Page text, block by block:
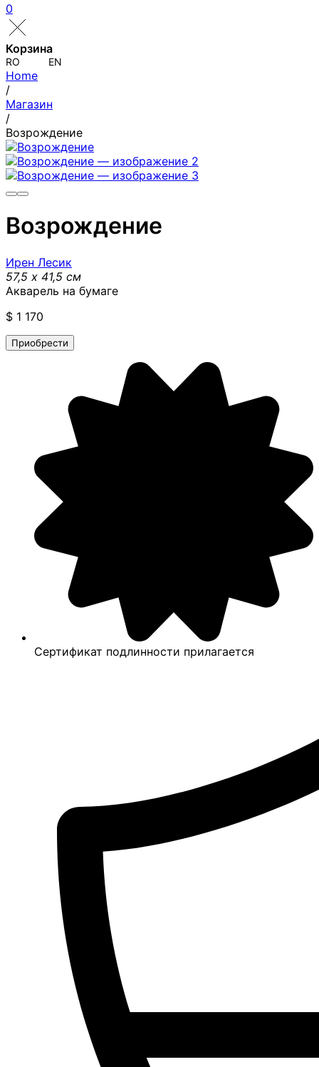
0
Корзина
RO EN
Home
/
Магазин
/
Возрождение
Возрождение
Ирен Лесик
57,5 x 41,5 см
Акварель на бумаге
$ 1 170
Приобрести
Сертификат подлинности прилагается